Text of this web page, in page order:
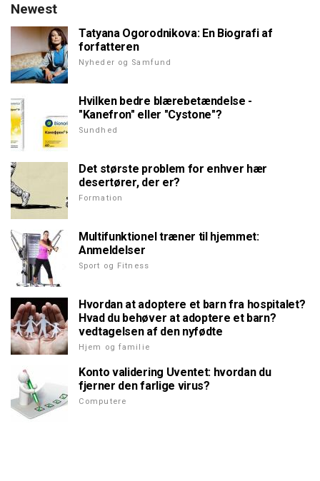
Newest
Tatyana Ogorodnikova: En Biografi af
forfatteren
Nyheder og Samfund
Hvilken bedre blærebetændelse -
"Kanefron" eller "Cystone"?
Sundhed
Det største problem for enhver hær
desertører, der er?
Formation
Multifunktionel træner til hjemmet:
Anmeldelser
Sport og Fitness
Hvordan at adoptere et barn fra hospitalet?
Hvad du behøver at adoptere et barn?
vedtagelsen af den nyfødte
Hjem og familie
Konto validering Uventet: hvordan du
fjerner den farlige virus?
Computere